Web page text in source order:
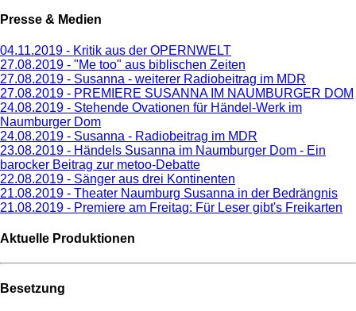
Presse & Medien
04.11.2019 - Kritik aus der OPERNWELT
27.08.2019 - "Me too" aus biblischen Zeiten
27.08.2019 - Susanna - weiterer Radiobeitrag im MDR
27.08.2019 - PREMIERE SUSANNA IM NAUMBURGER DOM
24.08.2019 - Stehende Ovationen für Händel-Werk im
Naumburger Dom
24.08.2019 - Susanna - Radiobeitrag im MDR
23.08.2019 - Händels Susanna im Naumburger Dom - Ein
barocker Beitrag zur metoo-Debatte
22.08.2019 - Sänger aus drei Kontinenten
21.08.2019 - Theater Naumburg Susanna in der Bedrängnis
21.08.2019 - Premiere am Freitag: Für Leser gibt's Freikarten
Aktuelle Produktionen
Besetzung